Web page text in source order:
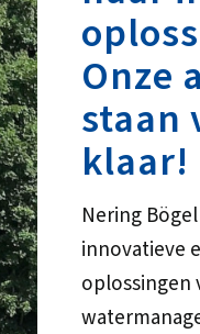
Onze
staan
klaar!
Nering
innovatieve
oplossingen